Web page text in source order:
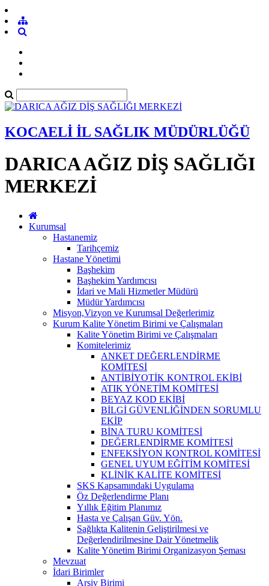
KOCAELİ İL SAĞLIK MÜDÜRLÜĞÜ
DARICA AĞIZ DİŞ SAĞLIĞI
MERKEZİ
Kurumsal
Hastanemiz
Tarihçemiz
Hastane Yönetimi
Başhekim
Başhekim Yardımcısı
İdari ve Mali Hizmetler Müdürü
Müdür Yardımcısı
Misyon,Vizyon ve Kurumsal Değerlerimiz
Kurum Kalite Yönetim Birimi ve Çalışmaları
Kalite Yönetim Birimi ve Çalışmaları
Komitelerimiz
ANKET DEĞERLENDİRME
KOMİTESİ
ANTİBİYOTİK KONTROL EKİBİ
ATIK YÖNETİM KOMİTESİ
BEYAZ KOD EKİBİ
BİLGİ GÜVENLİĞİNDEN SORUMLU
EKİP
BİNA TURU KOMİTESİ
DEĞERLENDİRME KOMİTESİ
ENFEKSİYON KONTROL KOMİTESİ
GENEL UYUM EĞİTİM KOMİTESİ
KLİNİK KALİTE KOMİTESİ
SKS Kapsamındaki Uygulama
Öz Değerlendirme Planı
Yıllık Eğitim Planımız
Hasta ve Çalışan Güv. Yön.
Sağlıkta Kalitenin Geliştirilmesi ve
Değerlendirilmesine Dair Yönetmelik
Kalite Yönetim Birimi Organizasyon Şeması
Mevzuat
İdari Birimler
Arşiv Birimi